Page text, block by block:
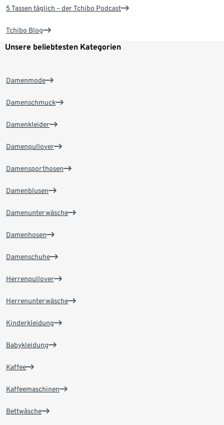
5 Tassen täglich – der Tchibo Podcast
Tchibo Blog
Unsere beliebtesten Kategorien
Damenmode
Damenschmuck
Damenkleider
Damenpullover
Damensporthosen
Damenblusen
Damenunterwäsche
Damenhosen
Damenschuhe
Herrenpullover
Herrenunterwäsche
Kinderkleidung
Babykleidung
Kaffee
Kaffeemaschinen
Bettwäsche